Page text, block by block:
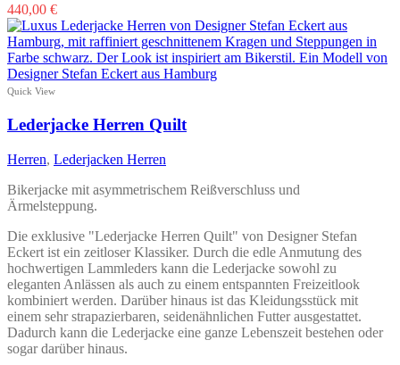
440,00 €Dieses
Produkt
weist
mehrere
Varianten
Optionen
können
auf
der
Produktseite
gewählt
werden
Quick View
Lederjacke Herren Quilt
Herren, Lederjacken Herren
Bikerjacke mit asymmetrischem Reißverschluss und
Ärmelsteppung.
Die exklusive "Lederjacke Herren Quilt" von Designer Stefan
Eckert ist ein zeitloser Klassiker. Durch die edle Anmutung des
hochwertigen Lammleders kann die Lederjacke sowohl zu
eleganten Anlässen als auch zu einem entspannten Freizeitlook
kombiniert werden. Darüber hinaus ist das Kleidungsstück mit
einem sehr strapazierbaren, seidenähnlichen Futter ausgestattet.
Dadurch kann die Lederjacke eine ganze Lebenszeit bestehen oder
sogar darüber hinaus.